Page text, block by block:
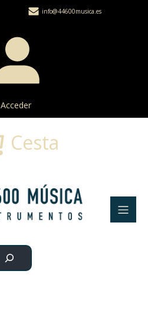
info@44600musica.es
Acceder
Buscar
Cesta